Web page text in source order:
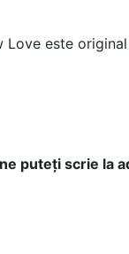
este
puteți scrie la